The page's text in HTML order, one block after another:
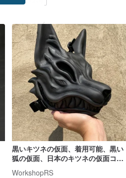
黒いキツネの仮面、着用可能、黒い
狐の仮面、日本のキツネの仮面コス
プレ
WorkshopRS